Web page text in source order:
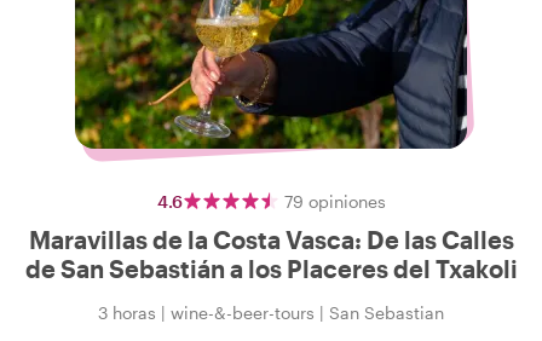
4.6 79 opiniones
Maravillas de la Costa Vasca: De las Calles
de San Sebastián a los Placeres del Txakoli
3 horas | wine-&-beer-tours | San Sebastian